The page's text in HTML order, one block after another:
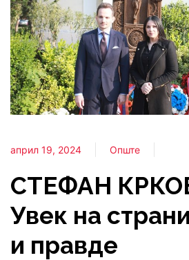
април 19, 2024 Опште
СТЕФАН
Увек на
и правде